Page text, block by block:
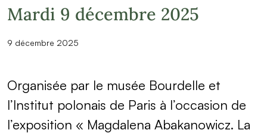
Mardi 9 décembre 2025
9 décembre 2025
Organisée par le musée Bourdelle et
l’Institut polonais de Paris à l’occasion de
l’exposition « Magdalena Abakanowicz. La